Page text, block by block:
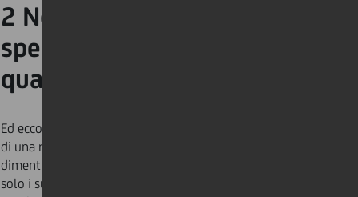
2 Non dimenticare di
spegnere la telecamera
quando hai finito
Ed ecco un
di una riunione di team, un uomo si alza in piedi e si
dimentica che il video è ancora in onda (e indossa
solo i suoi boxer)! Solo perché avete salutato gli